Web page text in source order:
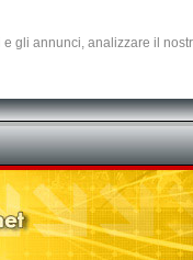
gli annunci, analizzare il